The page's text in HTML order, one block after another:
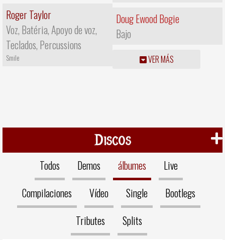
Roger Taylor
Voz, Batéria, Apoyo de voz,
Teclados, Percussions
Smile
Doug Ewood Bogie
Bajo
VER MÁS
Discos
Todos Demos álbumes
Live
Compilaciones
Vídeo Single
Bootlegs
Tributes
Splits